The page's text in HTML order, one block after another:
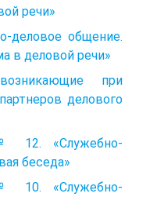
речи»
деловое общение.
в деловой речи»
при
делового
12. «Служебно-
беседа»
10. «Служебно-